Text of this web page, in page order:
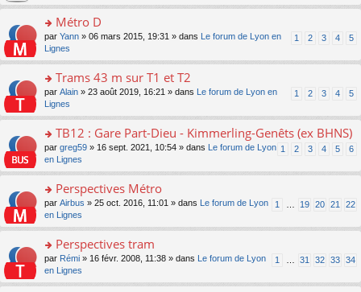
e
s
ré
e
o
n
le
s
ré
e
e
n
o
n
lu
pl
ré
c
e
nt
m
e
s
s
e
n
o
n
lu
pl
ré
c
e
nt
s
er
le
m
e
s
s
a
n
o
n
lu
le
u
c
e
nt
o
s
er
le
m
e
s
s
a
n
o
n
lu
le
u
Métro D
1 2 3 4 5
par Yann » 06 mars 2015, 19:31 » dans
Le forum de Lyon en
Lignes
o
s
er
le
m
e
s
s
a
n
o
n
lu
Trams 43 m sur T1 et T2
1 2 3 4 5
par Alain » 23 août 2019, 16:21 » dans
Le forum de Lyon en
Lignes
o
n
s
er
le
m
e
s
s
a
TB12 : Gare Part-Dieu - Kimmerling-Genêts (ex BHNS)
1 2 3 4 5 6
par greg59 » 16 sept. 2021, 10:54 » dans
Le forum de Lyon
en Lignes
o
n
s
er
le
m
e
Perspectives Métro
1 19 20 21 22
par Airbus » 25 oct. 2016, 11:01 » dans
Le forum de Lyon
en Lignes
o
n
s
Perspectives tram
1 31 32 33 34
par Rémi » 16 févr. 2008, 11:38 » dans
Le forum de Lyon
en Lignes